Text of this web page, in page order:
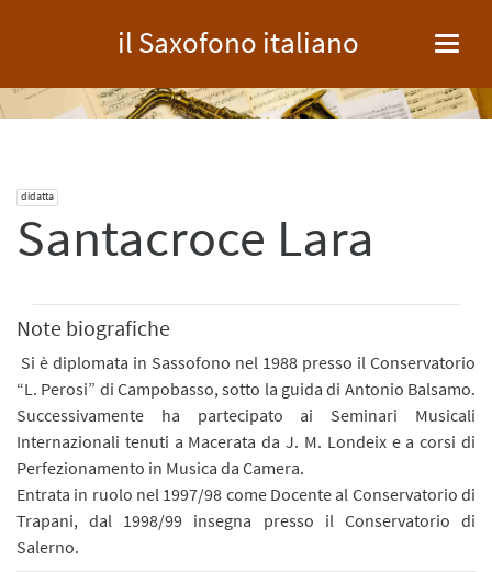
il Saxofono italiano
didatta
Santacroce Lara
Note biografiche
Si è diplomata in Sassofono nel 1988 presso il Conservatorio
“L. Perosi” di Campobasso, sotto la guida di Antonio Balsamo.
Successivamente ha partecipato ai Seminari Musicali
Internazionali tenuti a Macerata da J. M. Londeix e a corsi di
Perfezionamento in Musica da Camera.
Entrata in ruolo nel 1997/98 come Docente al Conservatorio di
Trapani, dal 1998/99 insegna presso il Conservatorio di
Salerno.